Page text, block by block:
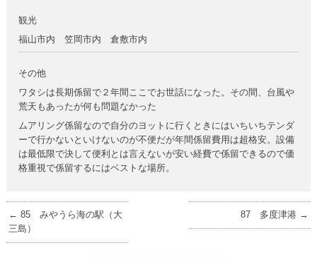
観光
福山市内 笠岡市内 倉敷市内
その他
ワタシは長期係留で２年間ここでお世話になった。その間、台風や
荒天もあったが何も問題なかった
ムアリング係留なので自分のヨットに行くときにはいちいちテンダ
ーで行かないといけないのが不便だが年間係留費用は超格安。設備
は最低限で決して便利とは言えないが安い経費で係留できるので価
格重視で係留するにはベストな場所。
← 85 みやうら海の駅（大
三島）
87 多度津港 →